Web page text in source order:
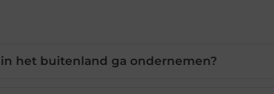
het buitenland ga ondernemen?